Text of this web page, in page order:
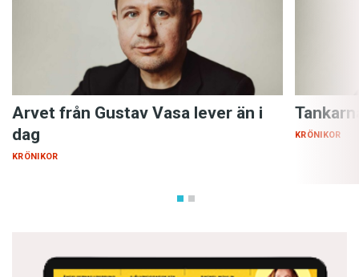
Arvet från Gustav Vasa lever än i
dag
KRÖNIKOR
KRÖNIKOR